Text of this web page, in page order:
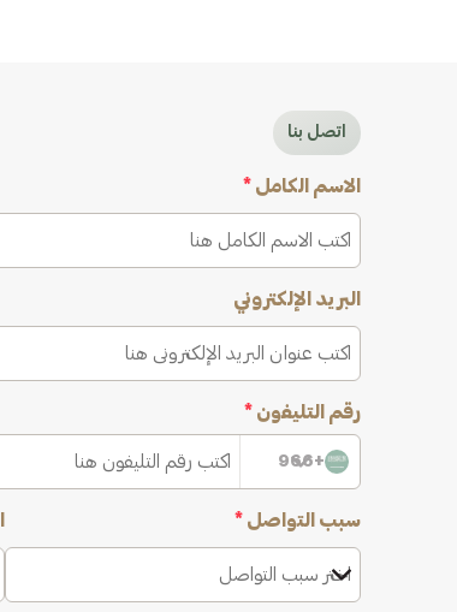
اتصل بنا
الاسم الكامل *
البريد الإلكتروني
رقم التليفون *
+966
سبب التواصل *
اختر سبب التواصل